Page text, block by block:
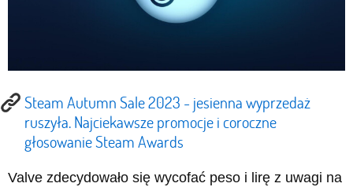
Steam Autumn Sale 2023 - jesienna wyprzedaż
ruszyła. Najciekawsze promocje i coroczne
głosowanie Steam Awards
Valve zdecydowało się wycofać peso i lirę z uwagi na